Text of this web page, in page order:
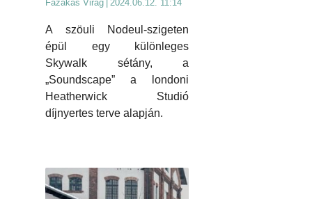
Fazakas Virág 2024.06.12. 11:14
A szöuli Nodeul-szigeten
épül egy különleges
Skywalk sétány, a
„Soundscape” a londoni
Heatherwick Studió
díjnyertes terve alapján.